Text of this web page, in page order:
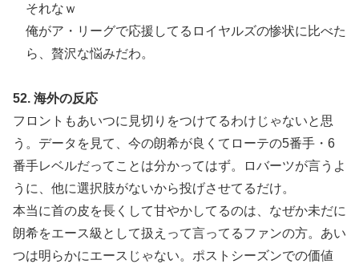
それなｗ
俺がア・リーグで応援してるロイヤルズの惨状に比べた
ら、贅沢な悩みだわ。
52. 海外の反応
フロントもあいつに見切りをつけてるわけじゃないと思
う。データを見て、今の朗希が良くてローテの5番手・6
番手レベルだってことは分かってはず。ロバーツが言うよ
うに、他に選択肢がないから投げさせてるだけ。
本当に首の皮を長くして甘やかしてるのは、なぜか未だに
朗希をエース級として扱えって言ってるファンの方。あい
つは明らかにエースじゃない。ポストシーズンでの価値